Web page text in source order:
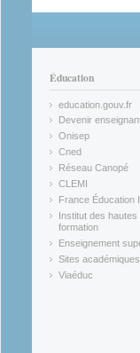
Éducation
education.gouv.fr
(link is external)
Devenir
(link is external)
Onisep
(link is external)
Cned
(link is external)
Réseau Canopé
(link is external)
CLEMI
(link is external)
France Éducation
(link is external)
Institut des
formation
(link is external)
Enseignement
(link is external)
Sites académiques
(link is external)
Viaéduc